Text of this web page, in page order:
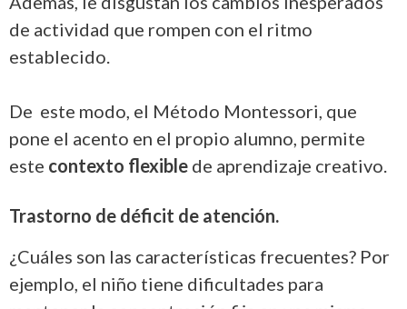
de actividad que rompen con el ritmo
establecido.
De este modo, el Método Montessori, que
pone el acento en el propio alumno, permite
este contexto flexible de aprendizaje creativo.
Trastorno de déficit de atención.
¿Cuáles son las características frecuentes? Por
ejemplo, el niño tiene dificultades para